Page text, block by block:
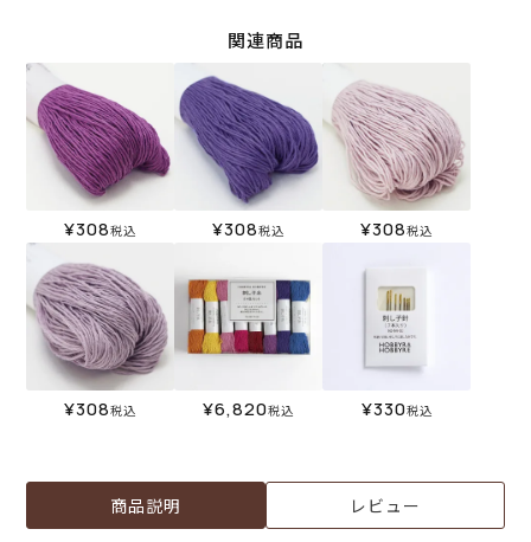
関連商品
¥308税込 ¥308税込 ¥308税込
¥308税込 ¥6,820税込 ¥330税込
商品説明 レビュー